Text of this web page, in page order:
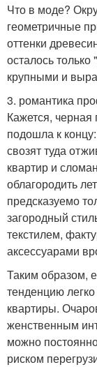
Что в моде?
геометричные
оттенки
осталось
крупными и
3. романтика
Кажется, черная
подошла к
свозят туда
квартир и
облагородить
предсказуемо
загородный
текстилем,
аксессуарами
Таким образом,
тенденцию
квартиры.
женственным
можно
риском